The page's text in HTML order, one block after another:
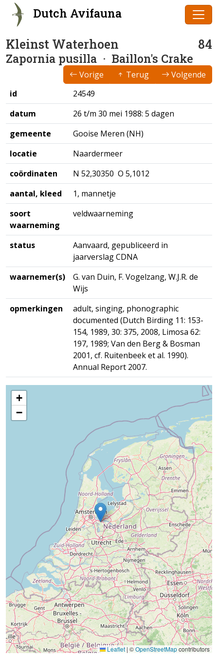
Dutch Avifauna
Kleinst Waterhoen 84
Zapornia pusilla · Baillon's Crake
Vorige Terug
Volgende
id
24549
datum
26 t/m 30 mei 1988: 5 dagen
gemeente
Gooise Meren (NH)
locatie
Naardermeer
coördinaten
N 52,30350 O 5,1012
aantal, kleed
1, mannetje
soort
waarneming
veldwaarneming
status
Aanvaard, gepubliceerd in
jaarverslag CDNA
waarnemer(s)
G. van Duin, F. Vogelzang, W.J.R. de
Wijs
opmerkingen
adult, singing, phonographic
documented (Dutch Birding 11: 153-
154, 1989, 30: 375, 2008, Limosa 62:
197, 1989; Van den Berg & Bosman
2001, cf. Ruitenbeek et al. 1990).
Annual Report 2007.
+
−
Leaflet| ©OpenStreetMapcontributors